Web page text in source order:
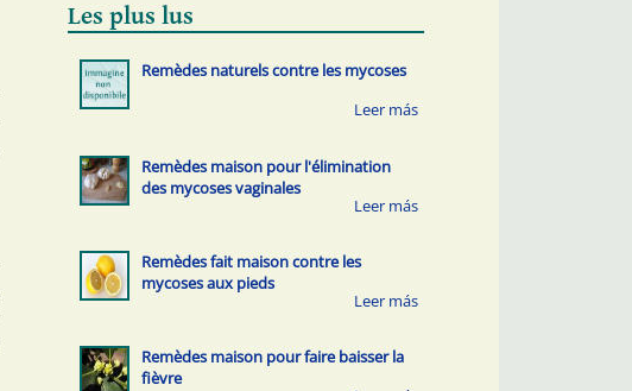
Les plus lus
Remèdes naturels contre les mycoses
Remèdes maison pour l'élimination
des mycoses vaginales
Remèdes fait maison contre les
mycoses aux pieds
Remèdes maison pour faire baisser la
fièvre